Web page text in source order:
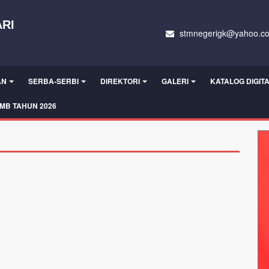
SERBA-SERBI DIREKTORI GALERI KATALOG
TAHUN 2026